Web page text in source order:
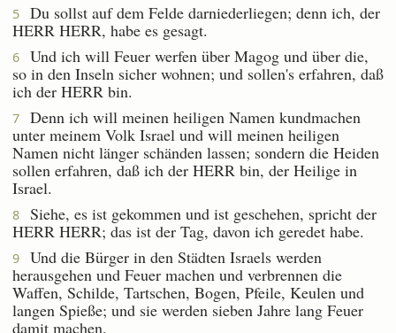
5
Du sollst auf dem Felde darniederliegen; denn ich, der
HERR HERR, habe es gesagt.
6
Und ich will Feuer werfen über Magog und über die,
so in den Inseln sicher wohnen; und sollen's erfahren, daß
ich der HERR bin.
7
Denn ich will meinen heiligen Namen kundmachen
unter meinem Volk Israel und will meinen heiligen
Namen nicht länger schänden lassen; sondern die Heiden
sollen erfahren, daß ich der HERR bin, der Heilige in
Israel.
8
Siehe, es ist gekommen und ist geschehen, spricht der
HERR HERR; das ist der Tag, davon ich geredet habe.
9
Und die Bürger in den Städten Israels werden
herausgehen und Feuer machen und verbrennen die
Waffen, Schilde, Tartschen, Bogen, Pfeile, Keulen und
langen Spieße; und sie werden sieben Jahre lang Feuer
damit machen,